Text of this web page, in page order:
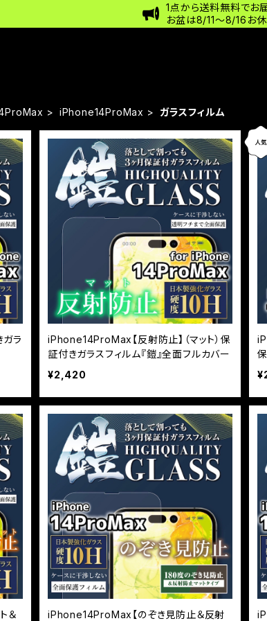
1点から送料無料でお
お盆は8/11〜8/16お休
iPhone14ProMax ガラスフィルム
ラ
iPhone14ProMax【反射防止】（マット）保
証付きガラスフィルム『鎧』全面フルカバー
¥2,420
ー
＆ iPhone14ProMax【のぞき見防止＆反射